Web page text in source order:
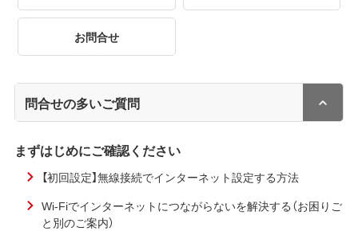
お問合せ
問合せの多いご質問
まずはじめにご確認ください
【初回設定】無線接続でインターネット設定する方法
Wi-Fiでインターネットにつながらないを解決する（お困りご
と別のご案内）